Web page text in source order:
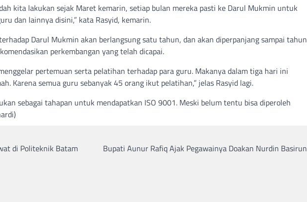
kita lakukan sejak Maret kemarin, setiap bulan mereka pasti ke Darul Mukmin untuk
dan lainnya disini,” kata Rasyid, kemarin.
Darul Mukmin akan berlangsung satu tahun, dan akan diperpanjang sampai tahun
perkembangan yang telah dicapai.
pertemuan serta pelatihan terhadap para guru. Makanya dalam tiga hari ini
Karena semua guru sebanyak 45 orang ikut pelatihan,” jelas Rasyid lagi.
sebagai tahapan untuk mendapatkan ISO 9001. Meski belum tentu bisa diperoleh
di Politeknik Batam Bupati Aunur Rafiq Ajak Pegawainya Doakan Nurdin Basirun